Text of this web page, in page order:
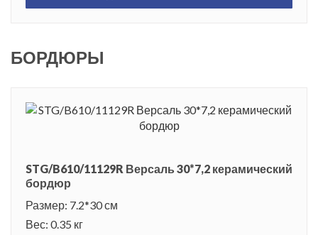
БОРДЮРЫ
STG/B610/11129R Версаль 30*7,2 керамический
бордюр
Размер: 7.2*30 см
Вес: 0.35 кг